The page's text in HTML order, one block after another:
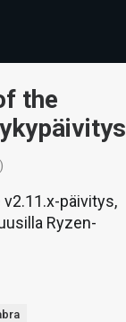
the
päivitys,
Ryzen-